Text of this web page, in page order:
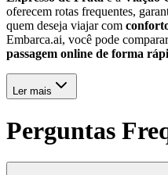
oferecem rotas frequentes,
quem deseja viajar com
Embarca.ai, você pode
passagem online de forma
Ler mais
Perguntas